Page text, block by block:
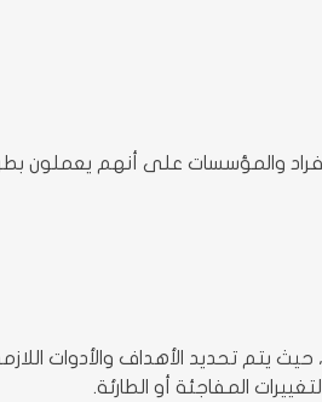
والمؤسسات على أنهم يعملون
يتم تحديد الأهداف والأدوات
المفاجئة أو الطارئة.